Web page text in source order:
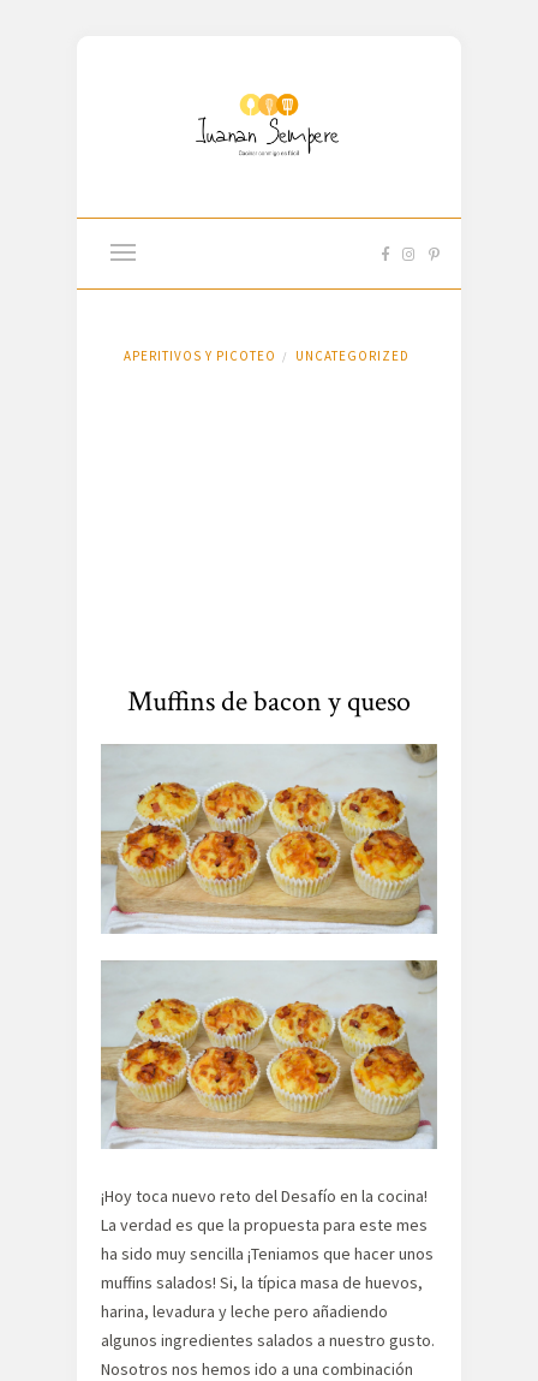
APERITIVOS Y PICOTEO / UNCATEGORIZED
Muffins de bacon y queso
¡Hoy toca nuevo reto del Desafío en la cocina!
La verdad es que la propuesta para este mes
ha sido muy sencilla ¡Teniamos que hacer unos
muffins salados! Si, la típica masa de huevos,
harina, levadura y leche pero añadiendo
algunos ingredientes salados a nuestro gusto.
Nosotros nos hemos ido a una combinación